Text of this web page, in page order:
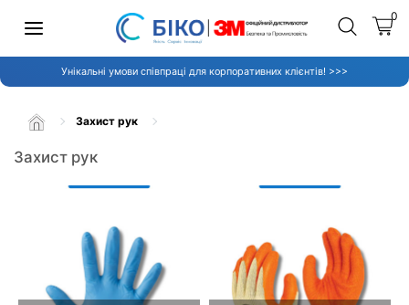
0
Унікальні умови співпраці для корпоративних клієнтів! >>>
Захист рук
Захист рук